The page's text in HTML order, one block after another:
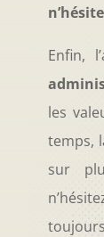
Enfin,
les
temps,
sur